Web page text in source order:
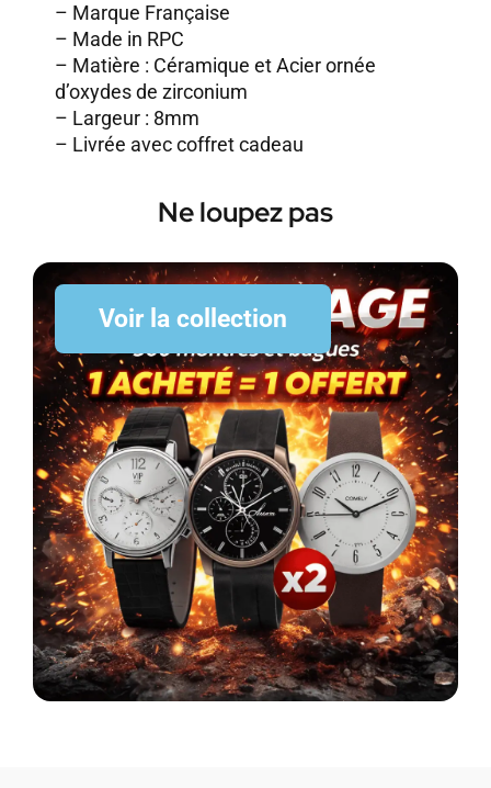
– Marque Française
– Made in RPC
– Matière : Céramique et Acier ornée
d’oxydes de zirconium
– Largeur : 8mm
– Livrée avec coffret cadeau
Ne loupez pas
Voir la collection